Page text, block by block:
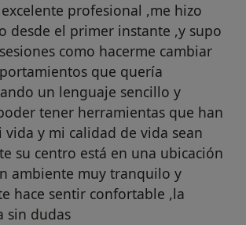
profesional ,me hizo
desde el primer instante ,y supo
como hacerme cambiar
que quería
un lenguaje sencillo y
tener herramientas que han
vida y mi calidad de vida sean
su centro está en una ubicación
ambiente muy tranquilo y
hace sentir confortable ,la
sin dudas